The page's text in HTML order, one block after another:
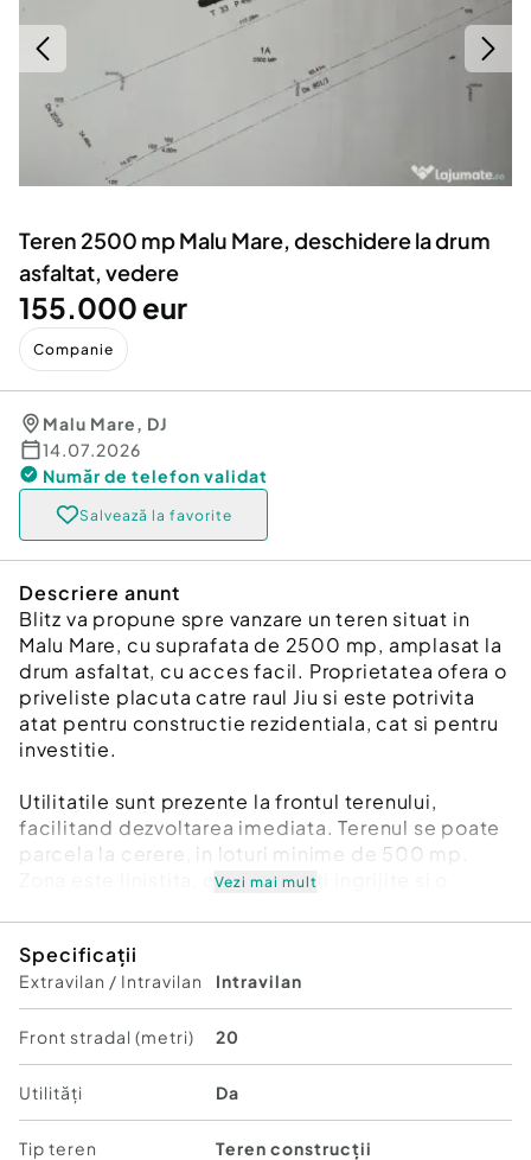
Servicii
Animale de companie
Afaceri și echipamente profesionale
Inchiriere Bunuri si Vehicule
Utilaje agricole si industriale
Piese auto si accesorii
Dacia Duster
Teren 2500 mp Malu Mare, deschidere la drum
asfaltat, vedere
155.000 eur
Companie
Malu Mare, DJ
14.07.2026
Număr de telefon validat
Salvează la favorite
Descriere anunt
Blitz va propune spre vanzare un teren situat in
Malu Mare, cu suprafata de 2500 mp, amplasat la
drum asfaltat, cu acces facil. Proprietatea ofera o
priveliste placuta catre raul Jiu si este potrivita
atat pentru constructie rezidentiala, cat si pentru
investitie.
Utilitatile sunt prezente la frontul terenului,
facilitand dezvoltarea imediata. Terenul se poate
parcela la cerere, in loturi minime de 500 mp.
Zona este linistita, cu vecinatati ingrijite si o
Cod ofertă / ID BLITZ: P163282
Id intern: P163282
Vezi mai mult
Specificații
Extravilan / Intravilan Intravilan
Front stradal (metri) 20
Utilități Da
Tip teren Teren construcții